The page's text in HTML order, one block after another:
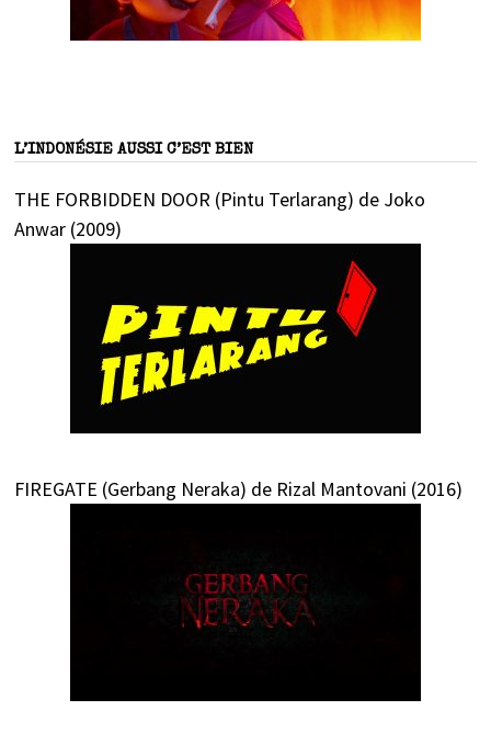
L’INDONÉSIE AUSSI C’EST BIEN
THE FORBIDDEN DOOR (Pintu Terlarang) de Joko
Anwar (2009)
FIREGATE (Gerbang Neraka) de Rizal Mantovani (2016)